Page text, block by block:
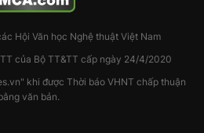
Hội Văn học Nghệ thuật Việt Nam
của Bộ TT&TT cấp ngày 24/4/2020
khi được Thời báo VHNT chấp thuận
văn bản.